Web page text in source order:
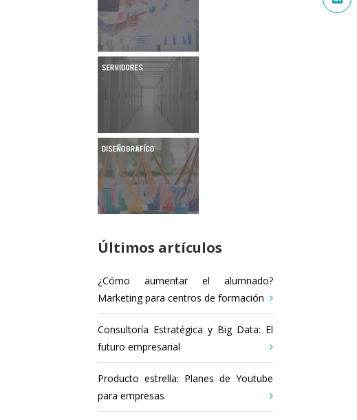
Últimos artículos
¿Cómo aumentar el alumnado?
Marketing para centros de formación
Consultoría Estratégica y Big Data: El
futuro empresarial
Producto estrella: Planes de Youtube
para empresas